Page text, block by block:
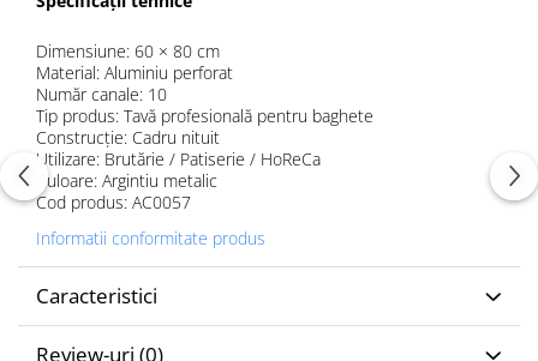
Dimensiune: 60 × 80 cm
Material: Aluminiu perforat
Număr canale: 10
Tip produs: Tavă profesională pentru baghete
Construcție: Cadru nituit
Utilizare: Brutărie / Patiserie / HoReCa
Culoare: Argintiu metalic
Cod produs: AC0057
Informatii conformitate produs
Caracteristici
Review-uri (0)